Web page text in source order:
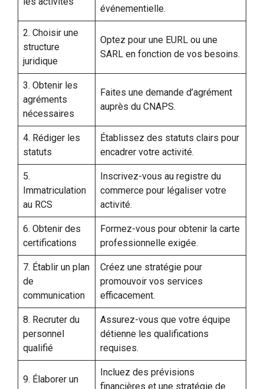
événementielle.
2. Choisir une
structure
juridique
Optez pour une EURL ou une
SARL en fonction de vos besoins.
3. Obtenir les
agréments
nécessaires
Faites une demande d’agrément
auprès du CNAPS.
4. Rédiger les
statuts
Établissez des statuts clairs pour
encadrer votre activité.
5.
Immatriculation
au RCS
Inscrivez-vous au registre du
commerce pour légaliser votre
activité.
6. Obtenir des
certifications
Formez-vous pour obtenir la carte
professionnelle exigée.
7. Établir un plan
de
communication
Créez une stratégie pour
promouvoir vos services
efficacement.
8. Recruter du
personnel
qualifié
Assurez-vous que votre équipe
détienne les qualifications
requises.
9. Élaborer un
Incluez des prévisions
financières et une stratégie de